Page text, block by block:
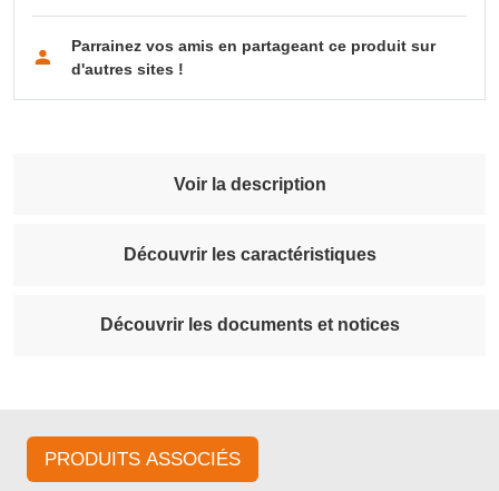
Parrainez vos amis en partageant ce produit sur
d'autres sites !
Voir la description
Découvrir les caractéristiques
Découvrir les documents et notices
PRODUITS ASSOCIÉS